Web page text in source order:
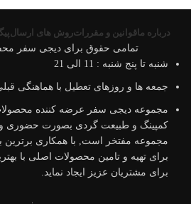
درباره ما قوانین و مقرراتروش های ارسال
تمامی حقوق برای دیجی سفر
شنبه تا پنج شنبه : 11 الی 21
جمعه ها و روزهای تعطیل با هماهنگی
مجموعه دیجی سفر عرضه کننده
کمپینگ و طبیعت گردی بصورت حضوری
مجموعه مفتخر است, با همکاری برترین
برای تهیه و تامین محصولات اصلی با
برای مشتریان عزیز ایجاد نماید.